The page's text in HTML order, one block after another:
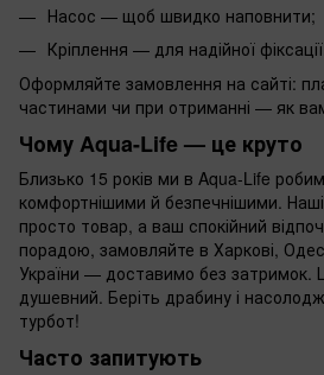
Насос — щоб швидко наповнити;
Кріплення — для надійної
Оформляйте замовлення на сайті:
частинами чи при отриманні — як
Чому Aqua-Life — це круто
Близько 15 років ми в Aqua-Life
комфортнішими й безпечнішими.
просто товар, а ваш спокійний
порадою, замовляйте в Харкові,
України — доставимо без затримок.
душевний. Беріть драбину і
турбот!
Часто запитують